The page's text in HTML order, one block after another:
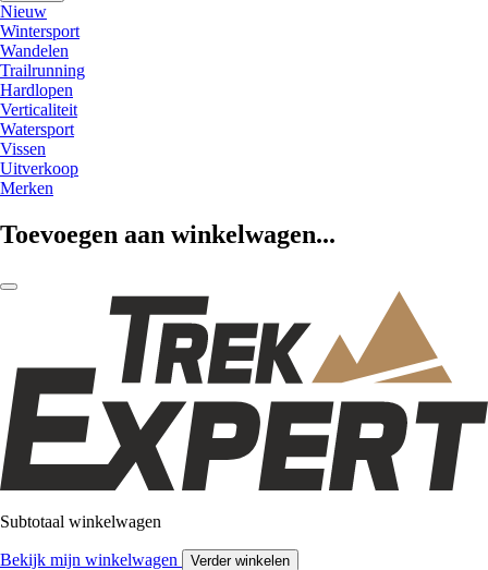
Nieuw
Wintersport
Wandelen
Trailrunning
Hardlopen
Verticaliteit
Watersport
Vissen
Uitverkoop
Merken
Toevoegen aan winkelwagen...
Subtotaal winkelwagen
Bekijk mijn winkelwagen Verder winkelen